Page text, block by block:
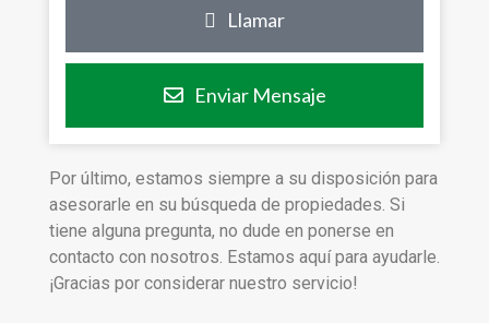
Llamar
Enviar Mensaje
Por último, estamos siempre a su disposición para
asesorarle en su búsqueda de propiedades. Si
tiene alguna pregunta, no dude en ponerse en
contacto con nosotros. Estamos aquí para ayudarle.
¡Gracias por considerar nuestro servicio!